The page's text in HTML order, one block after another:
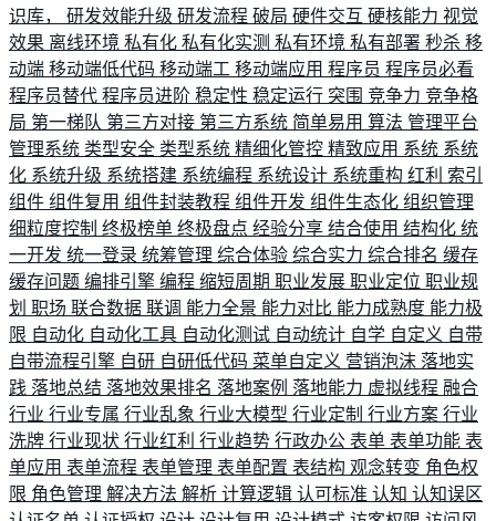
识库， 研发效能升级 研发流程 破局 硬件交互 硬核能力 视觉
效果 离线环境 私有化 私有化实测 私有环境 私有部署 秒杀 移
动端 移动端低代码 移动端工 移动端应用 程序员 程序员必看
程序员替代 程序员进阶 稳定性 稳定运行 突围 竞争力 竞争格
局 第一梯队 第三方对接 第三方系统 简单易用 算法 管理平台
管理系统 类型安全 类型系统 精细化管控 精致应用 系统 系统
化 系统升级 系统搭建 系统编程 系统设计 系统重构 红利 索引
组件 组件复用 组件封装教程 组件开发 组件生态化 组织管理
细粒度控制 终极榜单 终极盘点 经验分享 结合使用 结构化 统
一开发 统一登录 统筹管理 综合体验 综合实力 综合排名 缓存
缓存问题 编排引擎 编程 缩短周期 职业发展 职业定位 职业规
划 职场 联合数据 联调 能力全景 能力对比 能力成熟度 能力极
限 自动化 自动化工具 自动化测试 自动统计 自学 自定义 自带
自带流程引擎 自研 自研低代码 菜单自定义 营销泡沫 落地实
践 落地总结 落地效果排名 落地案例 落地能力 虚拟线程 融合
行业 行业专属 行业乱象 行业大模型 行业定制 行业方案 行业
洗牌 行业现状 行业红利 行业趋势 行政办公 表单 表单功能 表
单应用 表单流程 表单管理 表单配置 表结构 观念转变 角色权
限 角色管理 解决方法 解析 计算逻辑 认可标准 认知 认知误区